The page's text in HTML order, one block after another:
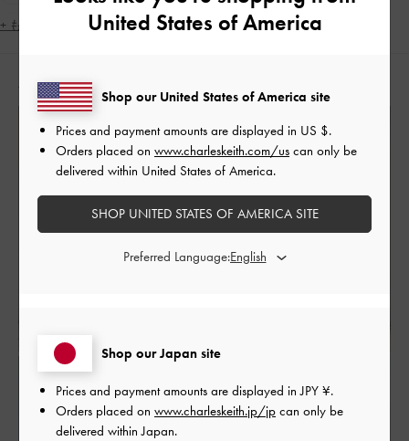
シンプル・ベーシック
ミニマル
ナチュラル
冬コーデ
脚長効果
+ もっと見る
人気のコーディネート
United States of America
Shop our Japan site
Prices and payment amounts are displayed inJPY ¥.
Orders placed on www.charleskeith.jp/jp can only be
delivered within Japan.
Shop our United States of America site
Prices and payment amounts are displayed in US $.
Orders placed on www.charleskeith.com/us can only be
delivered within United States of America.
SHOP UNITED STATES OF AMERICA SITE
Preferred Language: